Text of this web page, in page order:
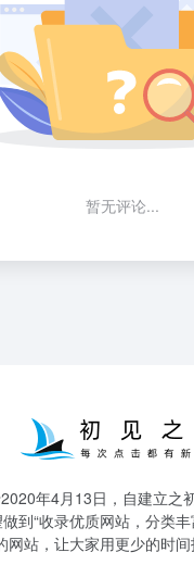
暂无评论...
年4月13日，自建立之
到“收录优质网站，分类
网站，让大家用更少的时